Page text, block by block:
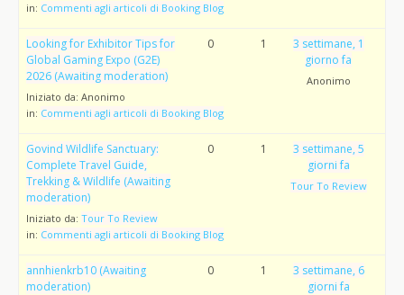
in: Commenti agli articoli di Booking Blog
Looking for Exhibitor Tips for
Global Gaming Expo (G2E)
2026 (Awaiting moderation)
Iniziato da: Anonimo
in: Commenti agli articoli di Booking Blog
0 1
3 settimane, 1
giorno fa
Anonimo
Govind Wildlife Sanctuary:
Complete Travel Guide,
Trekking & Wildlife (Awaiting
moderation)
Iniziato da: Tour To Review
in: Commenti agli articoli di Booking Blog
0 1
3 settimane, 5
giorni fa
Tour To Review
annhienkrb10 (Awaiting
moderation)
0 1
3 settimane, 6
giorni fa